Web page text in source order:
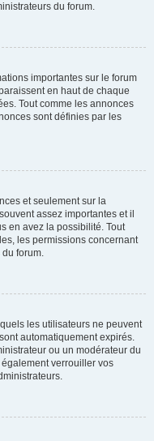
du forum.
importantes sur le forum
en haut de chaque
Tout comme les annonces
sont définies par les
et seulement sur la
assez importantes et il
en avez la possibilité. Tout
les permissions concernant
forum.
les utilisateurs ne peuvent
automatiquement expirés.
ou un modérateur du
verrouiller vos